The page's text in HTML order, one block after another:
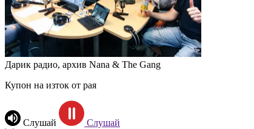
Дарик радио, архив Nana & The Gang
Купон на изток от рая
Слушай Слушай